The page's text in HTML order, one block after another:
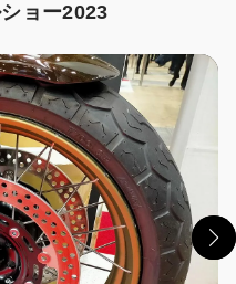
ョー2023